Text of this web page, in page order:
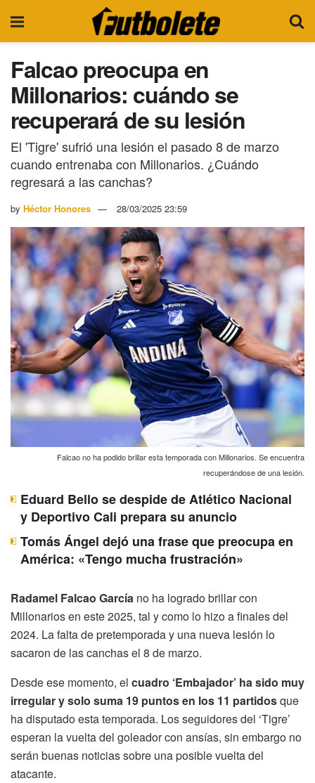
Falcao preocupa en
Millonarios: cuándo se
recuperará de su lesión
El 'Tigre' sufrió una lesión el pasado 8 de marzo
cuando entrenaba con Millonarios. ¿Cuándo
regresará a las canchas?
by Héctor Honores 28/03/2025 23:59
Falcao no ha podido brillar esta temporada con Millonarios. Se encuentra
recuperándose de una lesión.
Eduard Bello se despide de Atlético Nacional
y Deportivo Cali prepara su anuncio
Tomás Ángel dejó una frase que preocupa en
América: «Tengo mucha frustración»
Radamel Falcao García no ha logrado brillar con
Millonarios en este 2025, tal y como lo hizo a finales del
2024. La falta de pretemporada y una nueva lesión lo
sacaron de las canchas el 8 de marzo.
Desde ese momento, el cuadro ‘Embajador’ ha sido muy
irregular y solo suma 19 puntos en los 11 partidosque
ha disputado esta temporada. Los seguidores del ‘Tigre’
esperan la vuelta del goleador con ansías, sin embargo no
serán buenas noticias sobre una posible vuelta del
atacante.